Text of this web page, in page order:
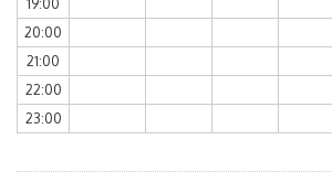
20:00
21:00
22:00
23:00